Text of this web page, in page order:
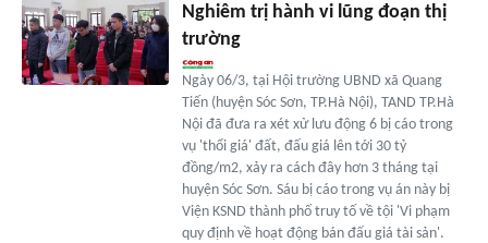
Nghiêm trị hành vi lũng đoạn thị
trường
Ngày 06/3, tại Hội trường UBND xã Quang
Tiến (huyện Sóc Sơn, TP.Hà Nội), TAND TP.Hà
Nội đã đưa ra xét xử lưu động 6 bị cáo trong
vụ 'thổi giá' đất, đấu giá lên tới 30 tỷ
đồng/m2, xảy ra cách đây hơn 3 tháng tại
huyện Sóc Sơn. Sáu bị cáo trong vụ án này bị
Viện KSND thành phố truy tố về tội 'Vi phạm
quy định về hoạt động bán đấu giá tài sản'.